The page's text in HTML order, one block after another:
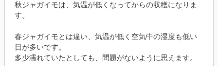
秋ジャガイモは、気温が低くなってからの収穫になりま
す。
春ジャガイモとは違い、気温が低く空気中の湿度も低い
日が多いです。
多少濡れていたとしても、問題がないように思えます。